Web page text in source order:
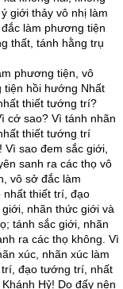
giới thảy vô nhị làm
làm phương tiện
thất, tánh hằng trụ
phương tiện, vô
tiện hồi hướng Nhất
thiết tướng trí?
cớ sao? Vì tánh nhãn
thiết tướng trí
Vì sao đem sắc giới,
sanh ra các thọ vô
vô sở đắc làm
thiết trí, đạo
nhãn thức giới và
tánh sắc giới, nhãn
ra các thọ không. Vì
xúc, nhãn xúc làm
đạo tướng trí, nhất
Hỷ! Do đấy nên